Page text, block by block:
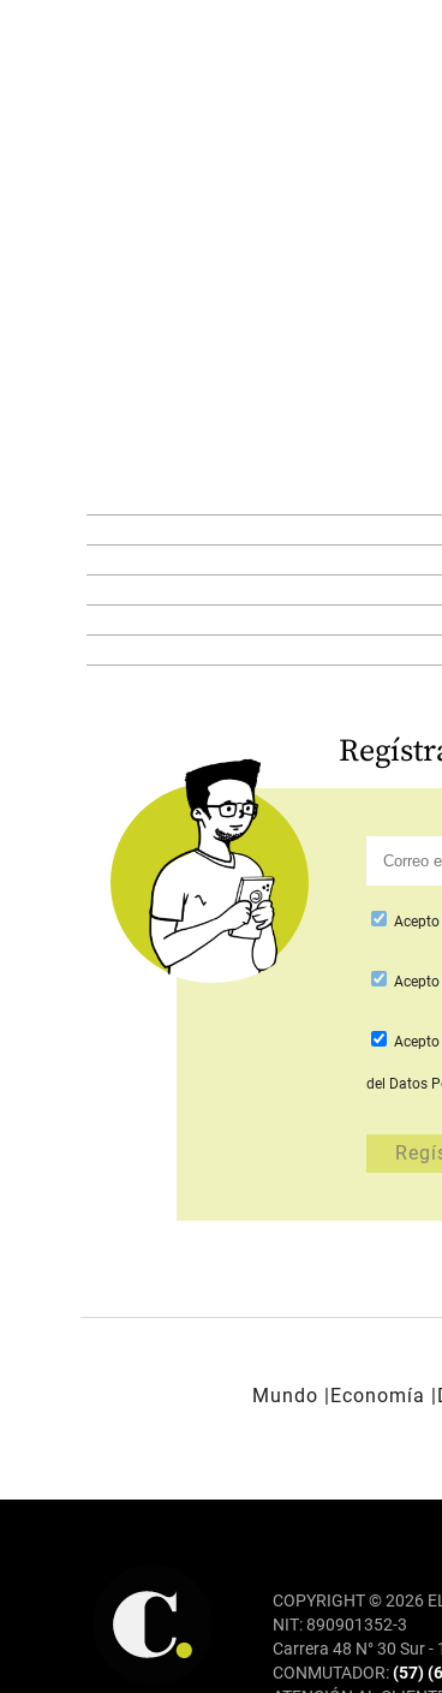
Acepto
Acepto
Acepto
del Datos
Mundo Economía
COPYRIGHT © 2026
NIT: 890901352-3
Carrera 48 N° 30 Sur
CONMUTADOR:(57)